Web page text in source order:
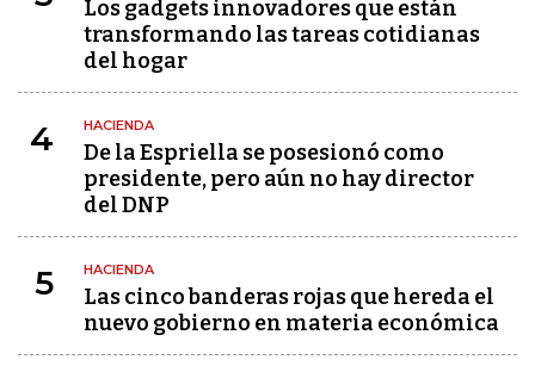
Los gadgets innovadores que están
transformando las tareas cotidianas
del hogar
4 HACIENDA
De la Espriella se posesionó como
presidente, pero aún no hay director
del DNP
5 HACIENDA
Las cinco banderas rojas que hereda el
nuevo gobierno en materia económica